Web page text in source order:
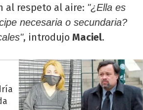
al respeto al aire: "¿Ella es
necesaria o secundaria?
, introdujo Maciel.